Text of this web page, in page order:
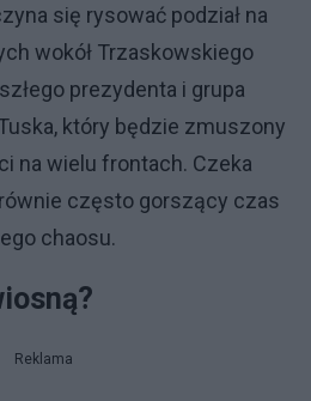
się rysować podział na
wokół Trzaskowskiego
prezydenta i grupa
który będzie zmuszony
na wielu frontach. Czeka
często gorszący czas
chaosu.
Reklama